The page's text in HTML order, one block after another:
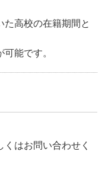
た高校の在籍期間と
能です。
はお問い合わせく